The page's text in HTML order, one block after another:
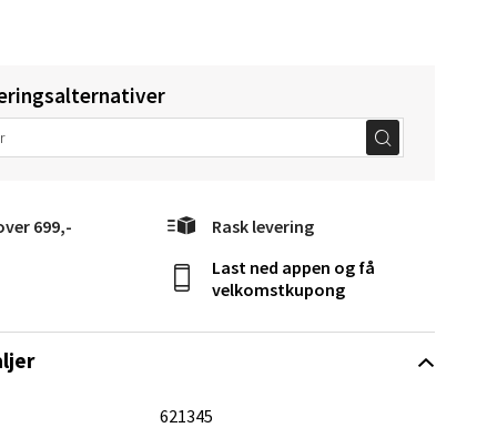
699,- Rask levering
Last ned appen og få
velkomstkupong
621345